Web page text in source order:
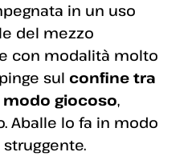
in un uso
del mezzo
con modalità molto
sul confine tra
giocoso,
Aballe lo fa in modo